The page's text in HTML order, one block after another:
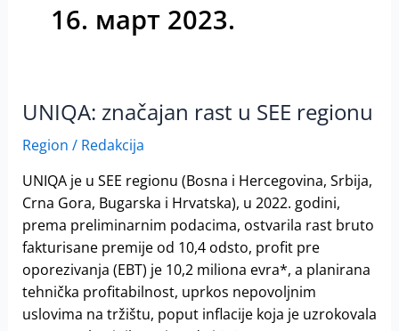
16. март 2023.
UNIQA: značajan rast u SEE regionu
Region / Redakcija
UNIQA je u SEE regionu (Bosna i Hercegovina, Srbija,
Crna Gora, Bugarska i Hrvatska), u 2022. godini,
prema preliminarnim podacima, ostvarila rast bruto
fakturisane premije od 10,4 odsto, profit pre
oporezivanja (EBT) je 10,2 miliona evra*, a planirana
tehnička profitabilnost, uprkos nepovoljnim
uslovima na tržištu, poput inflacije koja je uzrokovala
UNIQA:
značajan
rast
u
SEE
regionu